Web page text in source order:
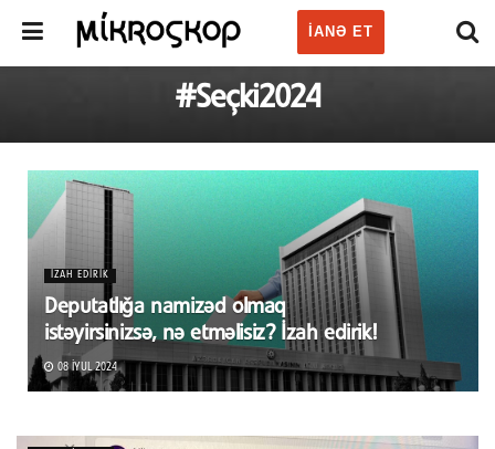
IANƏ ET
#Seçki2024
İZAH EDIRIK
Deputatlığa namizəd olmaq
istəyirsinizsə, nə etməlisiz? İzah edirik!
08 İYUL 2024